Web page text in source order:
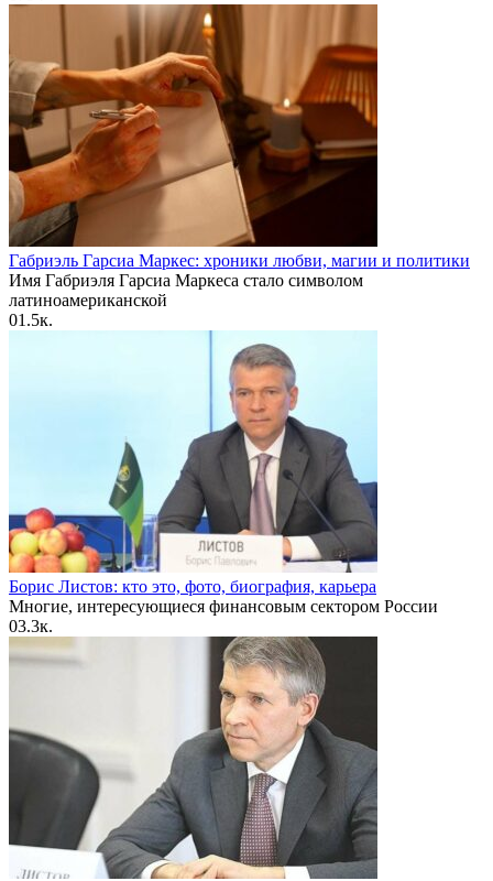
Габриэль Гарсиа Маркес: хроники любви, магии и политики
Имя Габриэля Гарсиа Маркеса стало символом
латиноамериканской
01.5к.
Борис Листов: кто это, фото, биография, карьера
Многие, интересующиеся финансовым сектором России
03.3к.